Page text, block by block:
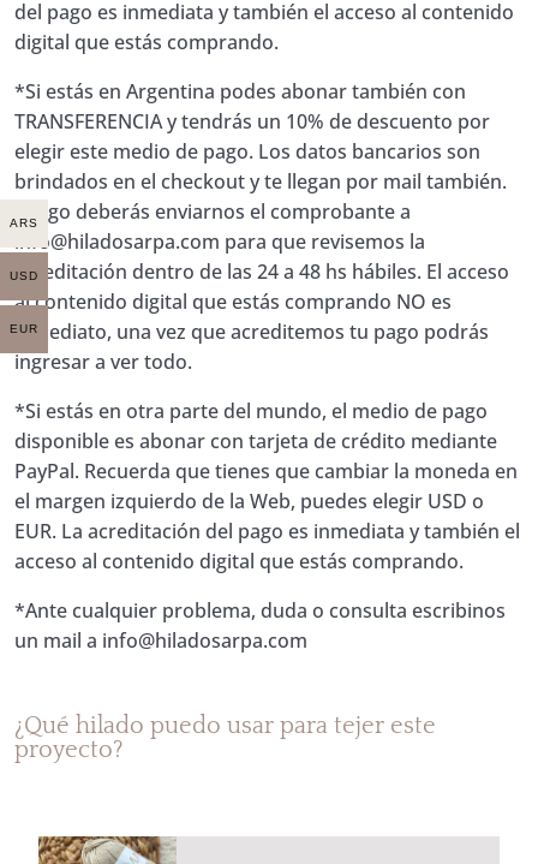
del pago es inmediata y también el acceso al contenido
digital que estás comprando.
*Si estás en Argentina podes abonar también con
TRANSFERENCIA y tendrás un 10% de descuento por
elegir este medio de pago. Los datos bancarios son
brindados en el checkout y te llegan por mail también.
Luego deberás enviarnos el comprobante a
info@hiladosarpa.com para que revisemos la
acreditación dentro de las 24 a 48 hs hábiles. El acceso
al contenido digital que estás comprando NO es
inmediato, una vez que acreditemos tu pago podrás
ingresar a ver todo.
*Si estás en otra parte del mundo, el medio de pago
disponible es abonar con tarjeta de crédito mediante
PayPal. Recuerda que tienes que cambiar la moneda en
el margen izquierdo de la Web, puedes elegir USD o
EUR. La acreditación del pago es inmediata y también el
acceso al contenido digital que estás comprando.
*Ante cualquier problema, duda o consulta escribinos
un mail a info@hiladosarpa.com
¿Qué hilado puedo usar para tejer este
proyecto?
ARS
USD
EUR